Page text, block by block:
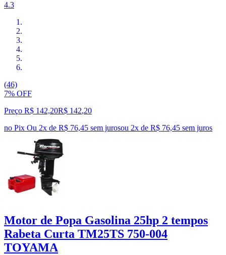
4.3
(46)
7% OFF
Preço R$ 142,20R$ 142,20
no Pix Ou 2x de R$ 76,45 sem jurosou 2x de R$ 76,45 sem juros
Motor de Popa Gasolina 25hp 2 tempos
Rabeta Curta TM25TS 750-004
TOYAMA